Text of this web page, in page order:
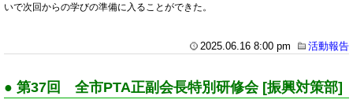
いで次回からの学びの準備に入ることができた。
2025.06.16 8:00 pm 活動報告
● 第37回 全市PTA正副会長特別研修会 [振興対策部]